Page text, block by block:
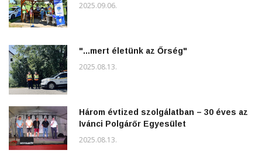
2025.09.06.
"...mert életünk az Őrség"
2025.08.13.
Három évtized szolgálatban – 30 éves az
Ivánci Polgárőr Egyesület
2025.08.13.